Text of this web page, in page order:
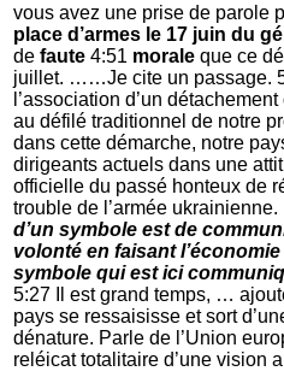
vous avez une prise de parole
place d’armes le 17 juin du
defaute4:51 morale que ce
juillet. ……Je cite un passage.
l’association d’un
au défilé traditionnel de notre
dans cette démarche, notre
dirigeants actuels dans une
officielle du passé honteux de
trouble de l’armée
d’un symbole est de
volonté en faisant
symbole qui est ici
5:27 Il est grand temps, …
pays se ressaisisse et sort
dénature. Parle de l’Union
reléicat totalitaire d’une vision